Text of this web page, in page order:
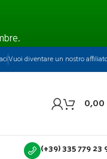
Vuoi diventare un nostro
0,00
(+39) 335 779 23